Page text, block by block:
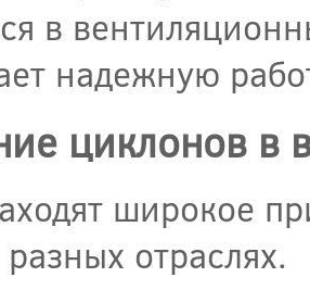
в
надежную
циклонов в
широкое
отраслях.